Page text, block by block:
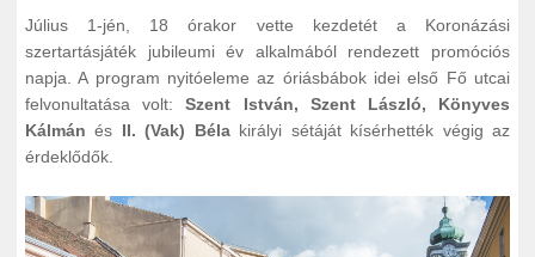
Július 1-jén, 18 órakor vette kezdetét a Koronázási
szertartásjáték jubileumi év alkalmából rendezett promóciós
napja. A program nyitóeleme az óriásbábok idei első Fő utcai
felvonultatása volt:Szent István, Szent László, Könyves
Kálmán és II. (Vak) Bélakirályi sétáját kísérhették végig az
érdeklődők.